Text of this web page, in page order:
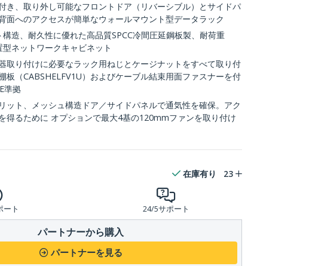
き、取り外し可能なフロントドア（リバーシブル）とサイドパ
面へのアクセスが簡単なウォールマウント型データラック
造、耐久性に優れた高品質SPCC冷間圧延鋼板製、耐荷重
ネットワークキャビネット
取り付けに必要なラック用ねじとケージナットをすべて取り付
板（CABSHELFV1U）およびケーブル結束用面ファスナーを付
準拠
ット、メッシュ構造ドア／サイドパネルで通気性を確保。アク
得るために オプションで最大4基の120mmファンを取り付け
在庫有り 23
ート 24/5サポート
パートナーから購入
パートナーを見る